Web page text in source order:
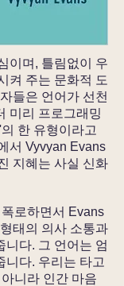
이며, 틀림없이 우
켜 주는 문화적 도
들은 언어가 선천
미리 프로그래밍
한 유형이라고
서 Vyvyan Evans
지혜는 사실 신화
로하면서 Evans
태의 의사 소통과
니다. 그 언어는 엄
니다. 우리는 타고
니라 인간 마음